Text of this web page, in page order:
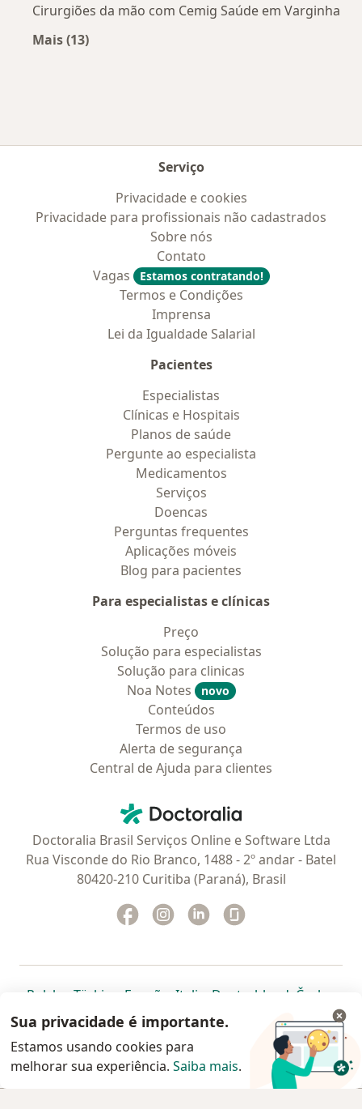
Cirurgiões da mão com Cemig Saúde em Varginha
Mais (13)
Serviço
Privacidade e cookies
Privacidade para profissionais não cadastrados
Sobre nós
Contato
Vagas
Estamos contratando!
Termos e Condições
Imprensa
Lei da Igualdade Salarial
Pacientes
Especialistas
Clínicas e Hospitais
Planos de saúde
Pergunte ao especialista
Medicamentos
Serviços
Doencas
Perguntas frequentes
Aplicações móveis
Blog para pacientes
Para especialistas e clínicas
Preço
Solução para especialistas
Solução para clinicas
Noa Notes
novo
Conteúdos
Termos de uso
Alerta de segurança
Central de Ajuda para clientes
Doctoralia - Homepage
Doctoralia Brasil Serviços Online e Software Ltda
Rua Visconde do Rio Branco, 1488 - 2º andar - Batel
80420-210 Curitiba (Paraná), Brasil
Facebook
abre num novo separador
Instagram
abre num novo separador
Linkedin
abre num novo
Polska abre num novo separador
Türkiye abre num novo separador
España abre num novo separador
Italia abre num novo
Deutschlandabre num
Česko
Portugal abre num novo separador
, México abre num novo separador
, abre num novo separador
Brasil abre num novoabre num
abre
Colombia abre num novo
www.doctoralia.com.br © 2026 - Agende agora sua
Sua privacidade é importante.
Estamos usando cookies para
melhorar sua experiência. Saiba mais.